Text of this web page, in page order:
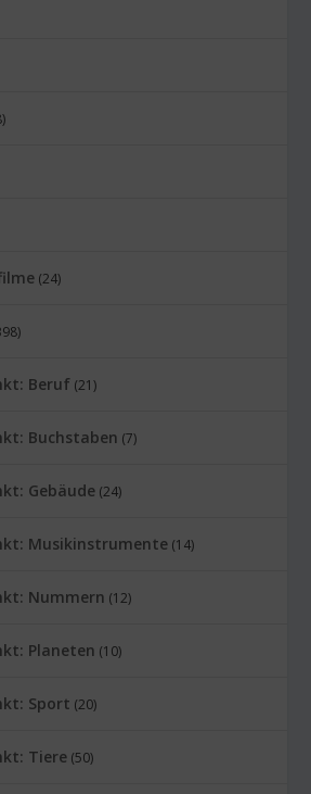
(24)
Beruf (21)
Buchstaben (7)
Gebäude (24)
Musikinstrumente (14)
Nummern (12)
Planeten (10)
Sport (20)
Tiere (50)